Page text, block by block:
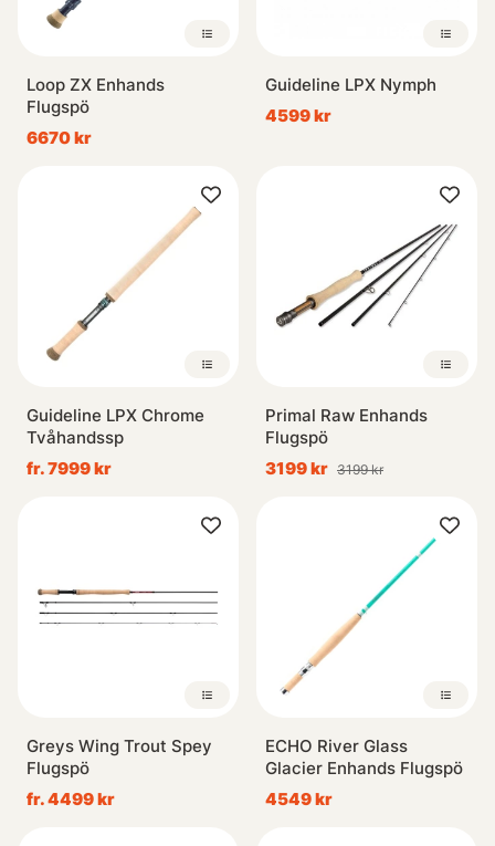
Loop ZX Enhands
Flugspö
6670 kr
Guideline LPX Nymph
4599 kr
Guideline LPX Chrome
Tvåhandssp
fr. 7999 kr
Primal Raw Enhands
Flugspö
3199 kr 3199 kr
Greys Wing Trout Spey
Flugspö
fr. 4499 kr
ECHO River Glass
Glacier Enhands Flugspö
4549 kr